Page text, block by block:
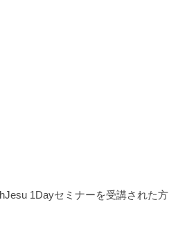
1Dayセミナーを受講された方